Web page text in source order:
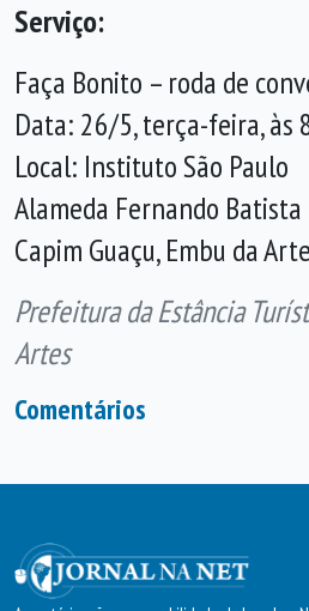
Serviço:
Faça Bonito – roda de
Data: 26/5, terça-feira, às
Local: Instituto São Paulo
Alameda Fernando
Capim Guaçu, Embu da
Prefeitura da Estância
Artes
Comentários